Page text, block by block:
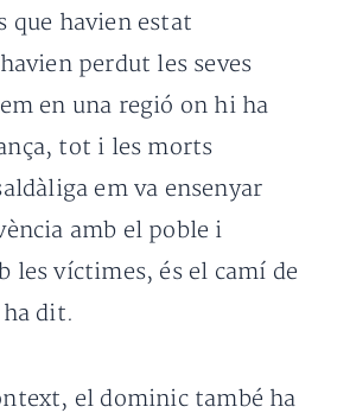
que havien estat
perdut les seves
en una regió on hi ha
tot i les morts
em va ensenyar
amb el poble i
les víctimes, és el camí de
dit.
el dominic també ha